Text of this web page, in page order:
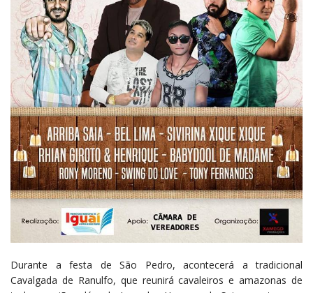
Durante a festa de São Pedro, acontecerá a tradicional
Cavalgada de Ranulfo, que reunirá cavaleiros e amazonas de